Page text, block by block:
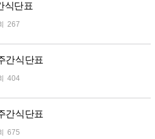
식단표
267
간식단표
404
간식단표
675